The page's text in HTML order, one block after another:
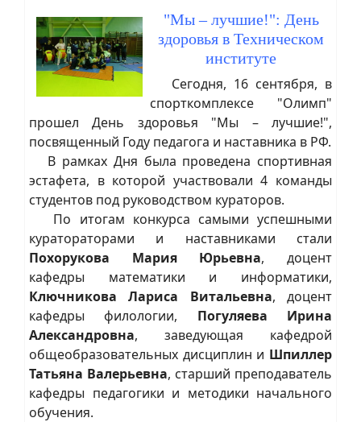
"Мы – лучшие!": День
здоровья в Техническом
институте
Сегодня, 16 сентября, в
спорткомплексе "Олимп"
прошел День здоровья "Мы – лучшие!",
посвященный Году педагога и наставника в РФ.
В рамках Дня была проведена спортивная
эстафета, в которой участвовали 4 команды
студентов под руководством кураторов.
По итогам конкурса самыми успешными
куратораторами и наставниками стали
Похорукова Мария Юрьевна, доцент
кафедры математики и информатики,
Ключникова Лариса Витальевна, доцент
кафедры филологии, Погуляева Ирина
Александровна, заведующая кафедрой
общеобразовательных дисциплин и Шпиллер
Татьяна Валерьевна, старший преподаватель
кафедры педагогики и методики начального
обучения.